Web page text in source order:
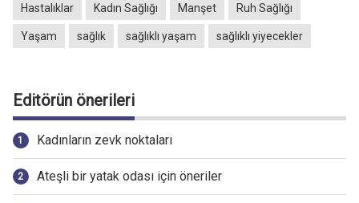
Hastalıklar Kadın Sağlığı Manşet Ruh Sağlığı
Yaşam sağlık sağlıklı yaşam sağlıklı yiyecekler
Editörün önerileri
Kadınların zevk noktaları
Ateşli bir yatak odası için öneriler